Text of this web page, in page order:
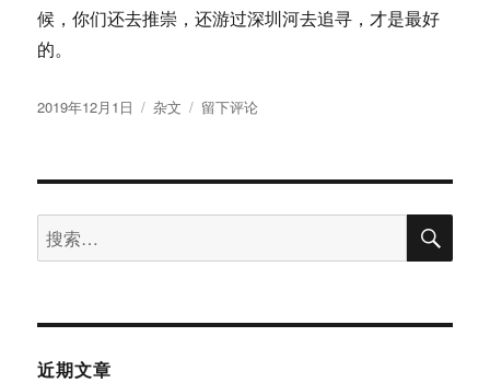
候，你们还去推崇，还游过深圳河去追寻，才是最好
的。
发
2019年12月1日
分
杂文
于
留下评论
搜
索：
搜
近期文章